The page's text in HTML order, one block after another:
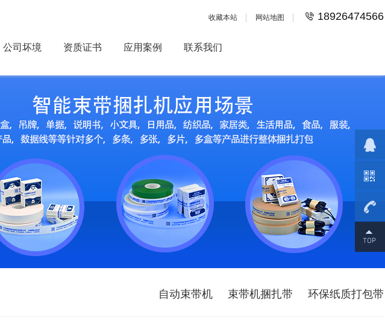
收藏本站 网站地图 18926474566
公司坏境 资质证书 应用案例 联系我们
自动束带机 束带机捆扎带 环保纸质打包带